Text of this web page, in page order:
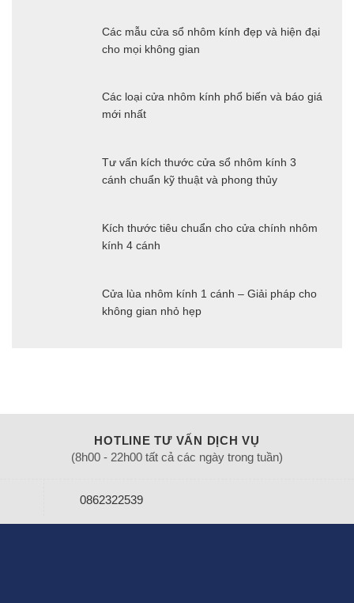
Các mẫu cửa sổ nhôm kính đẹp và hiện đại
cho mọi không gian
Các loại cửa nhôm kính phổ biến và báo giá
mới nhất
Tư vấn kích thước cửa sổ nhôm kính 3
cánh chuẩn kỹ thuật và phong thủy
Kích thước tiêu chuẩn cho cửa chính nhôm
kính 4 cánh
Cửa lùa nhôm kính 1 cánh – Giải pháp cho
không gian nhỏ hẹp
HOTLINE TƯ VẤN DỊCH VỤ
(8h00 - 22h00 tất cả các ngày trong tuần)
0862322539